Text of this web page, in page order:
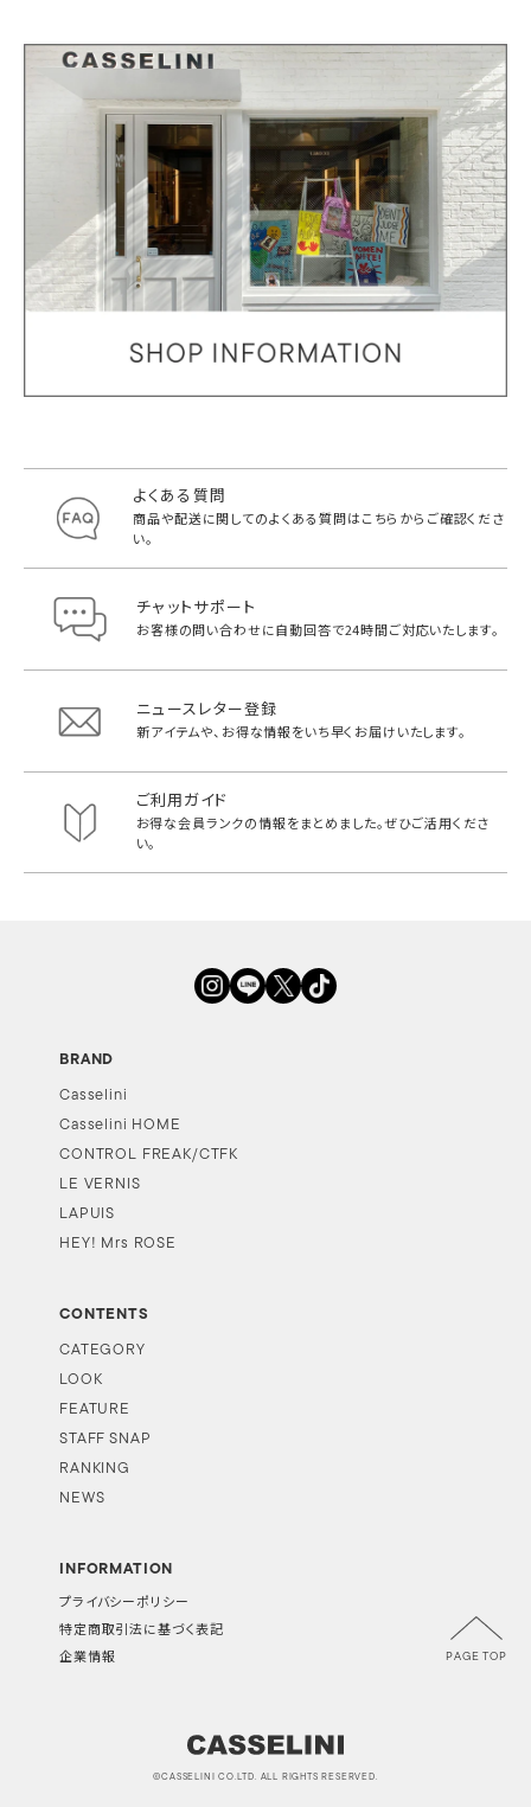
よくある質問
商品や配送に関してのよくある質問はこちらからご確認くださ
い。
チャットサポート
お客様の問い合わせに自動回答で24時間ご対応いたします。
ニュースレター登録
新アイテムや、お得な情報をいち早く お届けいたします。
ご利用ガイド
お得な会員ランクの情報をまとめました。ぜひご活用くださ
い。
BRAND
Casselini
Casselini HOME
CONTROL FREAK/CTFK
LE VERNIS
LAPUIS
HEY! Mrs ROSE
CONTENTS
CATEGORY
LOOK
FEATURE
STAFF SNAP
RANKING
NEWS
INFORMATION
プライバシーポリシー
特定商取引法に基づく表記
企業情報
©CASSELINI CO.LTD. ALL RIGHTS RESERVED.
PAGE TOP